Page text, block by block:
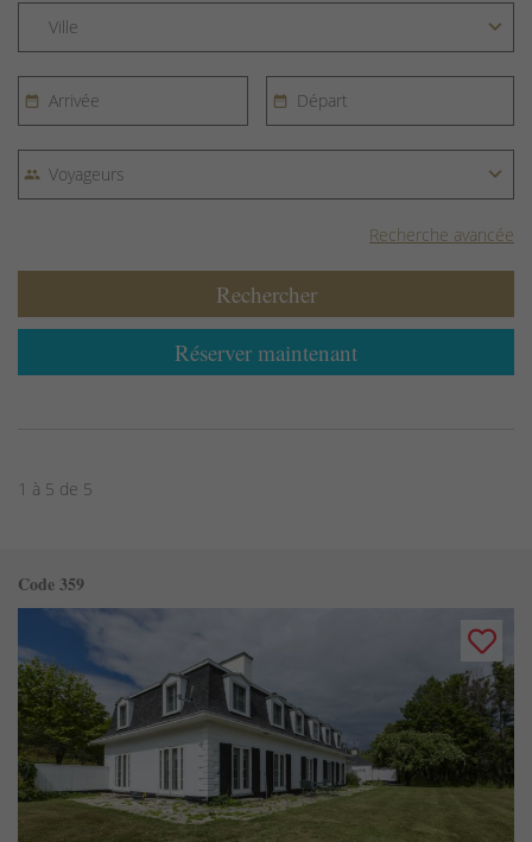
Recherche avancée
Réserver maintenant
Rechercher
1 à 5 de 5
Code 359